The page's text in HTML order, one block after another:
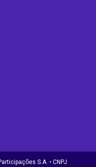
S.A. • CNPJ